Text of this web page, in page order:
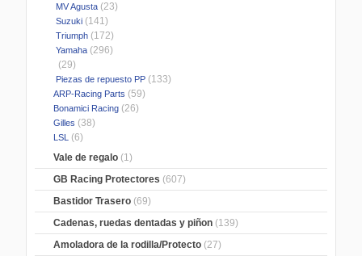
MV Agusta (23)
Suzuki (141)
Triumph (172)
Yamaha (296)
(29)
Piezas de repuesto PP (133)
ARP-Racing Parts (59)
Bonamici Racing (26)
Gilles (38)
LSL
(6)
Vale de regalo (1)
GB Racing Protectores (607)
Bastidor Trasero (69)
Cadenas, ruedas dentadas y piñon (139)
Amoladora de la rodilla/Protecto (27)